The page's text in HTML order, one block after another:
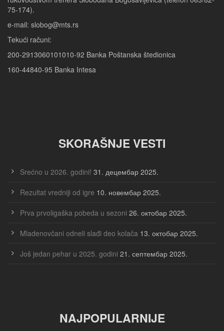
75-174).
e-mail: slobog@mts.rs
Tekući računi:
200-2913060101010-92 Banka Poštanska štedionica
160-44840-95 Banka Intesa
SKORAŠNJE VESTI
Srećno u 2026. godini! 31. децембар 2025.
Rezultat vredniji od igre 10. новембар 2025.
Prva prvoligaška pobeda u sezoni 26. октобар 2025.
Mladenovčani odneli slađi deo kolača 13. октобар 2025.
Još jedan pehar u 2025. godini 21. септембар 2025.
NAJPOPULARNIJE